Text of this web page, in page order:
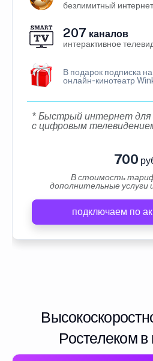
безлимитный интернет
207 каналов
интерактивное
В подарок подписка на
онлайн-кинотеатр
* Быстрый интернет
с цифровым
700
В стоимость
дополнительные услуги
подключаем по
Ростелеком в